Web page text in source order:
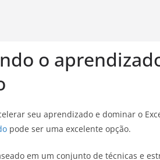
o
seu aprendizado e dominar o
pode ser uma excelente opção.
em um conjunto de técnicas e